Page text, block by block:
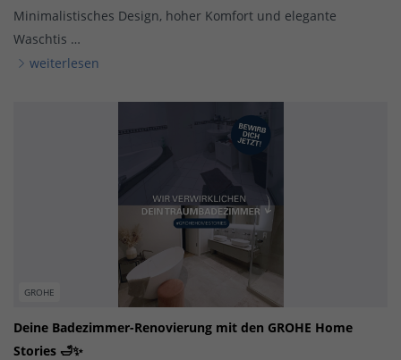
Minimalistisches Design, hoher Komfort und elegante
Waschtis …
weiterlesen
GROHE
Deine Badezimmer-Renovierung mit den GROHE Home
Stories 🛁✨